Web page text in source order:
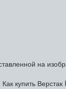
на
Как купить